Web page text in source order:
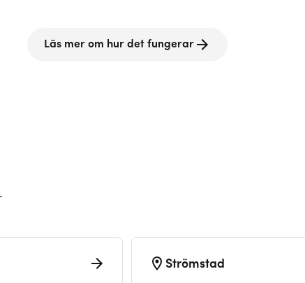
Läs mer om hur det fungerar
Strömstad